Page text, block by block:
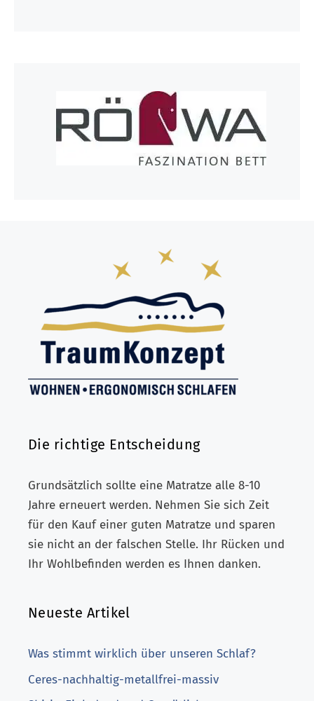
Die richtige Entscheidung
Grundsätzlich sollte eine Matratze alle 8-10
Jahre erneuert werden. Nehmen Sie sich Zeit
für den Kauf einer guten Matratze und sparen
sie nicht an der falschen Stelle. Ihr Rücken und
Ihr Wohlbefinden werden es Ihnen danken.
Neueste Artikel
Was stimmt wirklich über unseren Schlaf?
Ceres-nachhaltig-metallfrei-massiv